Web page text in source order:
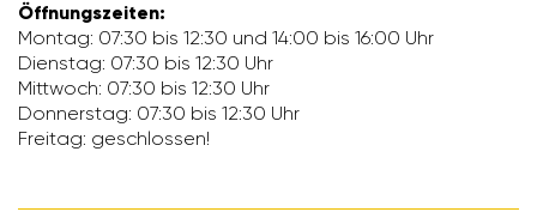
Öffnungs­zeiten:
Montag: 07:30 bis 12:30 und 14:00 bis 16:00 Uhr
Dienstag: 07:30 bis 12:30 Uhr
Mitt­woch: 07:30 bis 12:30 Uhr
Donnerstag: 07:30 bis 12:30 Uhr
Freitag: geschlossen!